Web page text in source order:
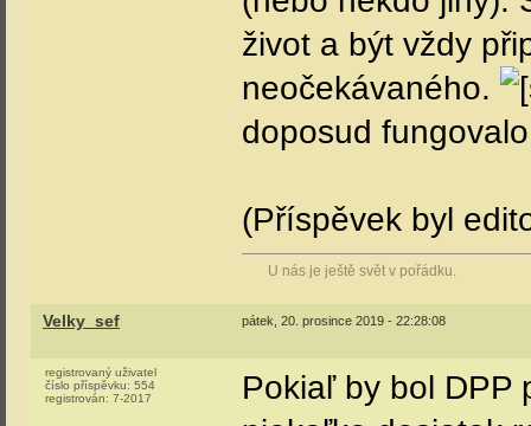
život a být vždy
neočekávaného.
doposud
(Příspěvek byl
U nás je ještě svět v pořádku.
Velky_sef pátek, 20. prosince 2019 - 22:28:08
registrovaný uživatel
číslo příspěvku: 554
registrován: 7-2017
Pokiaľ by bol DPP